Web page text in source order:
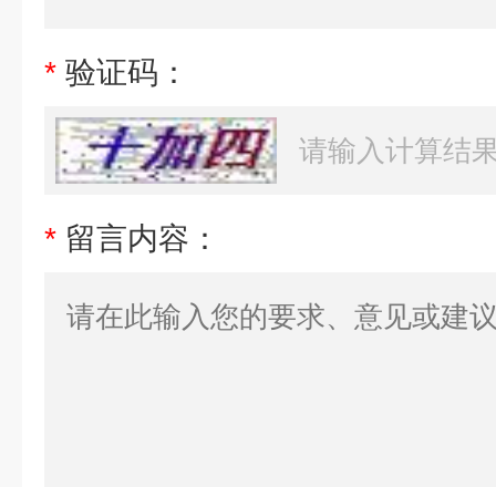
* 验证码：
* 留言内容：